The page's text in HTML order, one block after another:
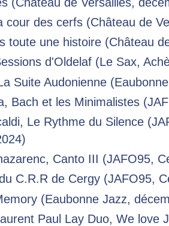
cour des cerfs (Château de
toute une histoire (Château
d'Oldelaf (Le Sax,
Suite Audonienne
Bach et les Minimalistes
Le Rythme du Silence
Canto III (JAFO95,
C.R.R de Cergy (JAFO95,
(Eaubonne Jazz,
Paul Lay Duo, We love